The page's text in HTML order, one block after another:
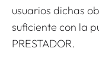
usuarios dichas
suficiente con la
PRESTADOR.